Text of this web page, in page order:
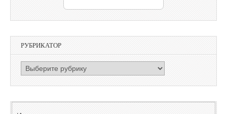
РУБРИКАТОР
РУБРИКАТОР